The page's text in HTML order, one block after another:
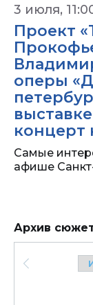
3 июля,
Проект
оперы
концерт
Самые
афише
Архив